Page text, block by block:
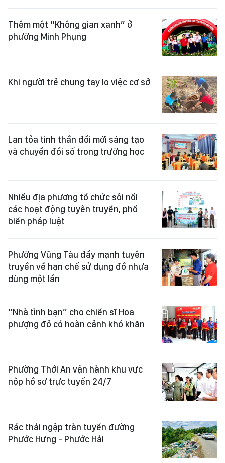
Thêm một “Không gian xanh” ở
phường Minh Phụng
Khi người trẻ chung tay lo việc cơ sở
Lan tỏa tinh thần đổi mới sáng tạo
và chuyển đổi số trong trường học
Nhiều địa phương tổ chức sôi nổi
các hoạt động tuyên truyền, phổ
biến pháp luật
Phường Vũng Tàu đẩy mạnh tuyên
truyền về hạn chế sử dụng đồ nhựa
dùng một lần
“Nhà tình bạn” cho chiến sĩ Hoa
phượng đỏ có hoàn cảnh khó khăn
Phường Thới An vận hành khu vực
nộp hồ sơ trực tuyến 24/7
Rác thải ngập tràn tuyến đường
Phước Hưng - Phước Hải